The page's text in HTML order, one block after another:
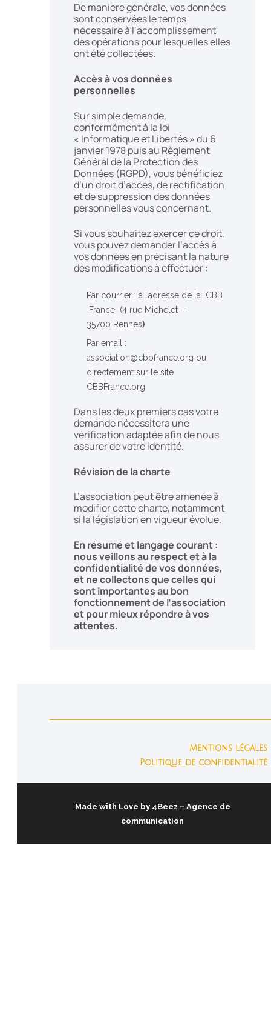
De manière générale, vos données
sont conservées le temps
nécessaire à l’accomplissement
des opérations pour lesquelles elles
ont été collectées.
Accès à vos données
personnelles
Sur simple demande,
conformément à la loi
« Informatique et Libertés » du 6
janvier 1978 puis au Règlement
Général de la Protection des
Données (RGPD), vous bénéficiez
d’un droit d’accès, de rectification
et de suppression des données
personnelles vous concernant.
Si vous souhaitez exercer ce droit,
vous pouvez demander l’accès à
vos données en précisant la nature
des modifications à effectuer :
Par courrier : à l’adresse de la CBB
France (4 rue Michelet –
35700 Rennes)
Par email :
association@cbbfrance.org ou
directement sur le site
CBBFrance.org
Dans les deux premiers cas votre
demande nécessitera une
vérification adaptée afin de nous
assurer de votre identité.
Révision de la charte
L’association peut être amenée à
modifier cette charte, notamment
si la législation en vigueur évolue.
En résumé et langage courant :
nous veillons au respect et à la
confidentialité de vos données,
et ne collectons que celles qui
sont importantes au bon
fonctionnement de l’association
et pour mieux répondre à vos
attentes.
Mentions légales
Politique de confidentialité
Made with Love by 4Beez – Agence de
communication